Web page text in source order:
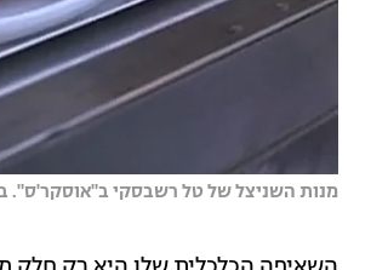
מנות השניצל של טל רשבסקי ב"אוסקר'ס". בשביל לצאת לפנסיה בגיל 45